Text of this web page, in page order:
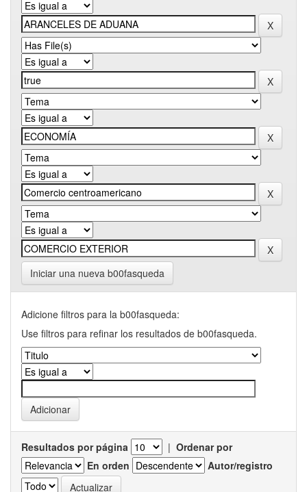
Iniciar una nueva b00fasqueda
Adicione filtros para la b00fasqueda:
Use filtros para refinar los resultados de b00fasqueda.
Resultados por página | Ordenar por
En orden
Autor/registro